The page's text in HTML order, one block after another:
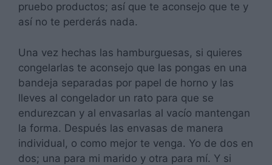
pruebo productos; así que te aconsejo que te y
así no te perderás nada.
Una vez hechas las hamburguesas, si quieres
congelarlas te aconsejo que las pongas en una
bandeja separadas por papel de horno y las
lleves al congelador un rato para que se
endurezcan y al envasarlas al vacío mantengan
la forma. Después las envasas de manera
individual, o como mejor te venga. Yo de dos en
dos; una para mi marido y otra para mí. Y si